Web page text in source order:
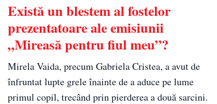
Există un blestem al fostelor
prezentatoare ale emisiunii
„Mireasă pentru fiul meu”?
Mirela Vaida, precum Gabriela Cristea, a avut de
înfruntat lupte grele înainte de a aduce pe lume
primul copil, trecând prin pierderea a două sarcini.